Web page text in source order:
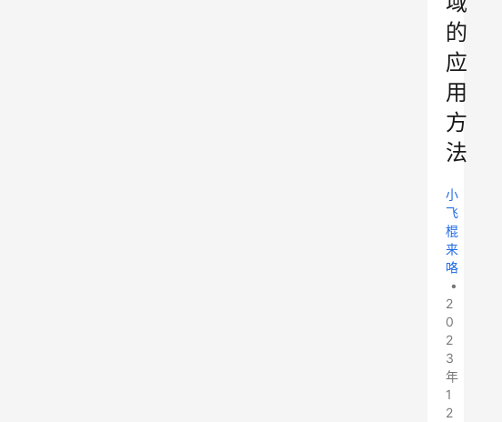
的
应
用
方
法
小
飞
棍
来
咯
•
2
0
2
3
年
1
2